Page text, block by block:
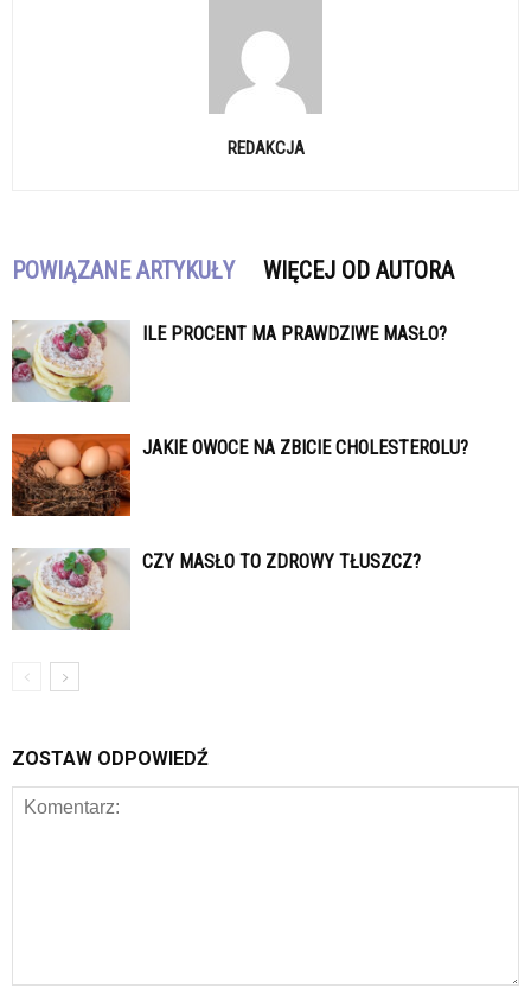
REDAKCJA
POWIĄZANE ARTYKUŁY WIĘCEJ OD AUTORA
ILE PROCENT MA PRAWDZIWE MASŁO?
JAKIE OWOCE NA ZBICIE CHOLESTEROLU?
CZY MASŁO TO ZDROWY TŁUSZCZ?
ZOSTAW ODPOWIEDŹ